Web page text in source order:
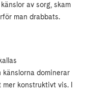
av sorg, skam
man drabbats.
känslorna dominerar
konstruktivt vis. I